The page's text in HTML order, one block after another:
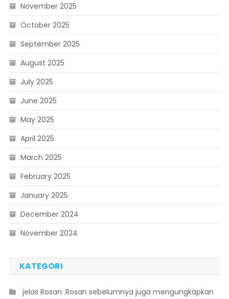
November 2025
October 2025
September 2025
August 2025
July 2025
June 2025
May 2025
April 2025
March 2025
February 2025
January 2025
December 2024
November 2024
KATEGORI
 jelas Rosan. Rosan sebelumnya juga mengungkapkan